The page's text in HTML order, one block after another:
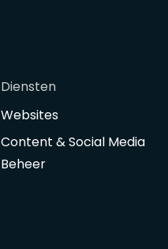
Diensten
Websites
Content & Social Media
Beheer